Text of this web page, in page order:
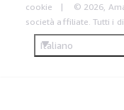
cookie
© 2026,
società affiliate. Tutti i
Italiano